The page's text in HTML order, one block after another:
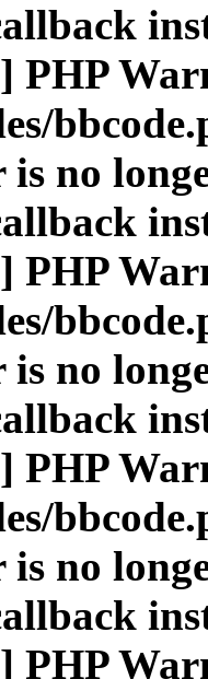
PHP
no
PHP
no
PHP
no
PHP